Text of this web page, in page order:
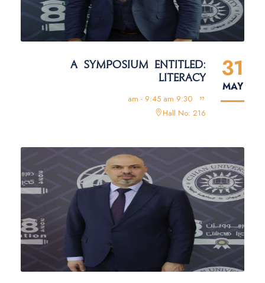
31
MAY
A SYMPOSIUM ENTITLED:
LITERACY
9:30 am - 9:45 am
Hall No: 216